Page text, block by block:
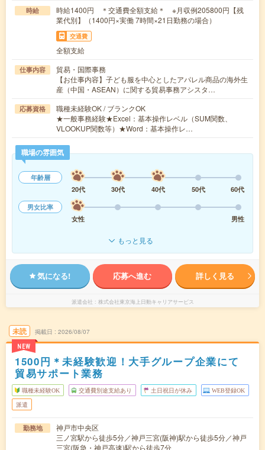
時給
時給1400円 ＊交通費全額支給＊ ※月収例205800円【残
業代別】（1400円×実働 7時間×21日勤務の場合）
交通費
全額支給
仕事内容
貿易・国際事務
【お仕事内容】子ども服を中心としたアパレル商品の海外生
産（中国・ASEAN）に関する貿易事務アシスタ…
応募資格
職種未経験OK / ブランクOK
★一般事務経験★Excel：基本操作レベル（SUM関数、
VLOOKUP関数等）★Word：基本操作レ…
職場の雰囲気
年齢層
20代
30代 40代 50代
60代
男女比率
女性
男性
もっと見る
気になる! 応募へ進む 詳しく見る
派遣会社 株式会社東京海上日動キャリアサービス
未読
NEW
掲載日 2026/08/07
1500円＊未経験歓迎！大手グループ企業にて
貿易サポート業務
職種未経験OK 交通費別途支給あり 土日祝日が休み WEB登録OK
派遣
勤務地
神戸市中央区
三ノ宮駅から徒歩5分／神戸三宮(阪神)駅から徒歩5分／神戸
三宮(阪急・神戸高速)駅から徒歩7分